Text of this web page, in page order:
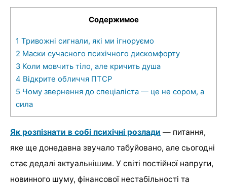
Содержимое
1 Тривожні сигнали, які ми ігноруємо
2 Маски сучасного психічного дискомфорту
3 Коли мовчить тіло, але кричить душа
4 Відкрите обличчя ПТСР
5 Чому звернення до спеціаліста — це не сором, а
сила
Як розпізнати в собі психічні розлади — питання,
яке ще донедавна звучало табуйовано, але сьогодні
стає дедалі актуальнішим. У світі постійної напруги,
новинного шуму, фінансової нестабільності та